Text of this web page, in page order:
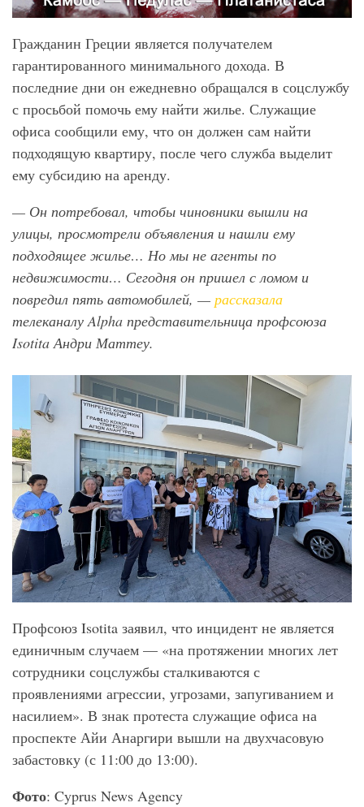
Гражданин Греции является получателем
гарантированного минимального дохода. В
последние дни он ежедневно обращался в соцслужбу
с просьбой помочь ему найти жилье. Служащие
офиса сообщили ему, что он должен сам найти
подходящую квартиру, после чего служба выделит
ему субсидию на аренду.
— Он потребовал, чтобы чиновники вышли на
улицы, просмотрели объявления и нашли ему
подходящее жилье… Но мы не агенты по
недвижимости… Сегодня он пришел с ломом и
повредил пять автомобилей, — рассказала
телеканалу Alpha представительница профсоюза
Isotita Андри Маттеу.
Профсоюз Isotita заявил, что инцидент не является
единичным случаем — «на протяжении многих лет
сотрудники соцслужбы сталкиваются с
проявлениями агрессии, угрозами, запугиванием и
насилием». В знак протеста служащие офиса на
проспекте Айи Анаргири вышли на двухчасовую
забастовку (с 11:00 до 13:00).
Фото: Cyprus News Agency